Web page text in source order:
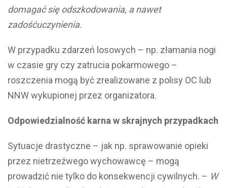
domagać się odszkodowania, a nawet
zadośćuczynienia.
W przypadku zdarzeń losowych – np. złamania nogi
w czasie gry czy zatrucia pokarmowego –
roszczenia mogą być zrealizowane z polisy OC lub
NNW wykupionej przez organizatora.
Odpowiedzialność karna w skrajnych przypadkach
Sytuacje drastyczne – jak np. sprawowanie opieki
przez nietrzeźwego wychowawcę – mogą
prowadzić nie tylko do konsekwencji cywilnych. – W